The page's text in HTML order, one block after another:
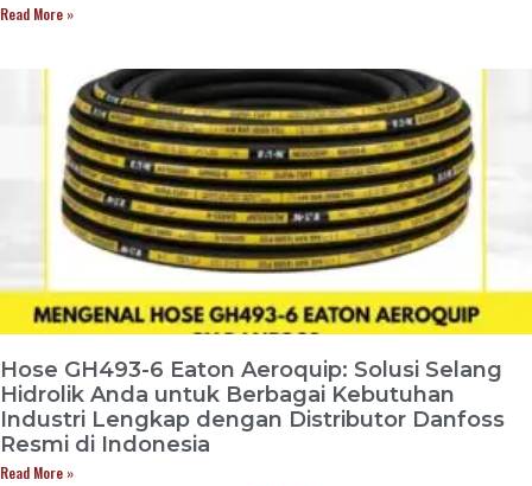
Read More »
Hose GH493-6 Eaton Aeroquip: Solusi Selang
Hidrolik Anda untuk Berbagai Kebutuhan
Industri Lengkap dengan Distributor Danfoss
Resmi di Indonesia
Read More »